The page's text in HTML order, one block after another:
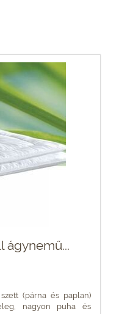
ágynemű...
(párna és paplan)
nagyon puha és